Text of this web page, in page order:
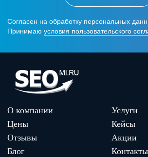
Согласен на обработку персональных
Принимаю условия пользовательского
О компании
Услуги
Цены
Кейсы
Отзывы
Акции
Блог
Контакты